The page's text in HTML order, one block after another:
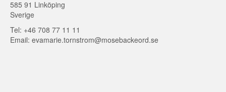
585 91 Linköping
Sverige
Tel: +46 708 77 11 11
Email: evamarie.tornstrom@mosebackeord.se